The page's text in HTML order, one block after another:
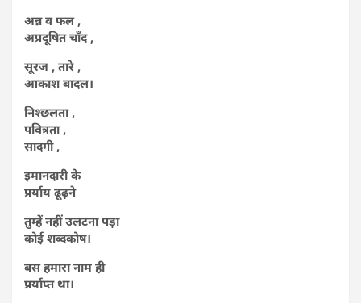
अन्न व फल ,
अप्रदूषित चाँद ,
सूरज , तारे ,
आकाश बादल।
निश्छलता ,
पवित्रता ,
सादगी ,
इमानदारी के
प्रर्याय ढूढ़ने
तुम्हें नहीं उलटना पड़ा
कोई शब्दकोष।
बस हमारा नाम ही
प्रर्याप्त था।